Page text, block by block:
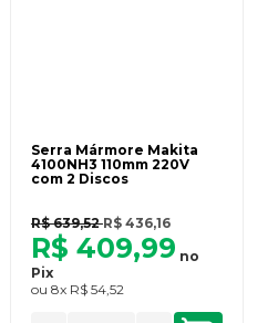
Serra Mármore Makita
4100NH3 110mm 220V
com 2 Discos
R$ 639,52R$ 436,16
R$ 409,99 no
Pix
ou 8x R$ 54,52